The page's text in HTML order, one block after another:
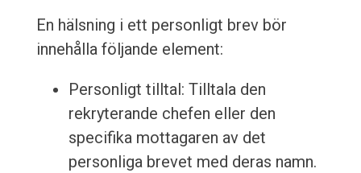
En hälsning i ett personligt brev bör
innehålla följande element:
Personligt tilltal: Tilltala den
rekryterande chefen eller den
specifika mottagaren av det
personliga brevet med deras namn.